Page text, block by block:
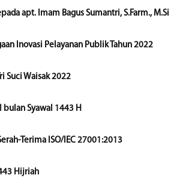
apt. Imam Bagus Sumantri, S.Farm., M.Si
Inovasi Pelayanan Publik Tahun 2022
Suci Waisak 2022
bulan Syawal 1443 H
Terima ISO/IEC 27001:2013
Hijriah